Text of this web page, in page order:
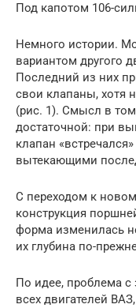
Под капотом 106-
Немного истории.
вариантом другого
Последний из них
свои клапаны, хотя
(рис. 1). Смысл в
достаточной: при
клапан
вытекающими
С переходом к
конструкция
форма изменилась
их глубина по-
По идее, проблема с
всех двигателей